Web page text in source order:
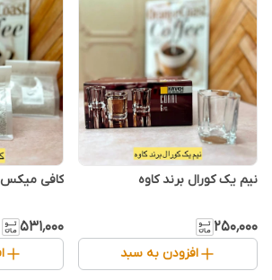
نیم یک کورال برند کاوه
۲۵۰٬۰۰۰
افزودن به سبد
کافی میکس ۱*۳
۵۳۱٬۰۰۰